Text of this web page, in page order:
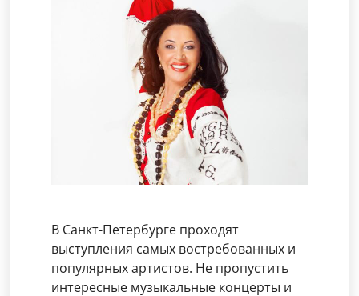
В Санкт-Петербурге проходят
выступления самых востребованных и
популярных артистов. Не пропустить
интересные музыкальные концерты и